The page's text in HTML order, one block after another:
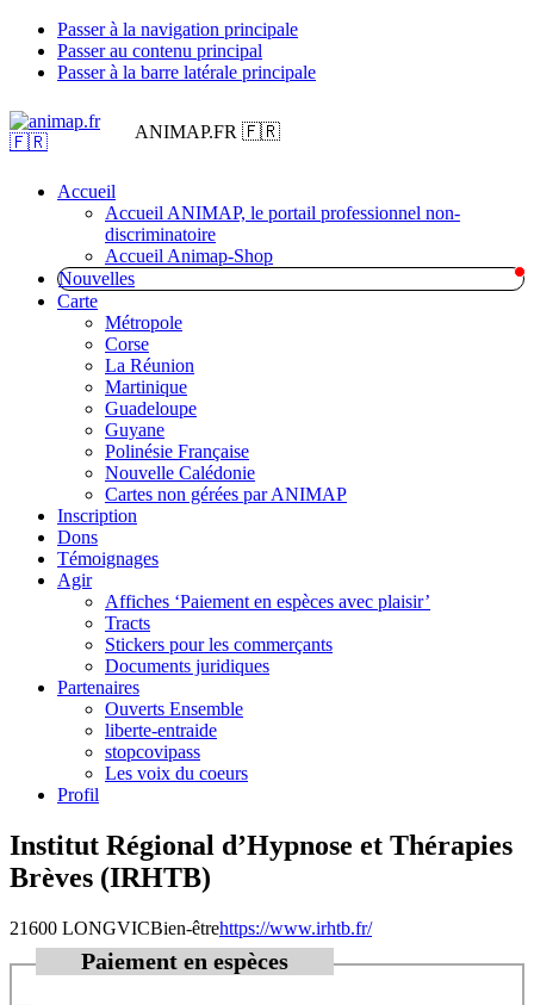
Passer à la navigation principale
Passer au contenu principal
Passer à la barre latérale principale
ANIMAP.FR 🇫🇷
Accueil
Accueil ANIMAP, le portail professionnel non-
discriminatoire
Accueil Animap-Shop
Nouvelles
Carte
Métropole
Corse
La Réunion
Martinique
Guadeloupe
Guyane
Polinésie Française
Nouvelle Calédonie
Cartes non gérées par ANIMAP
Inscription
Dons
Témoignages
Agir
Affiches ‘Paiement en espèces avec plaisir’
Tracts
Stickers pour les commerçants
Documents juridiques
Partenaires
Ouverts Ensemble
liberte-entraide
stopcovipass
Les voix du coeurs
Profil
Institut Régional d’Hypnose et Thérapies
Brèves (IRHTB)
21600 LONGVICBien-êtrehttps://www.irhtb.fr/
Paiement en espèces